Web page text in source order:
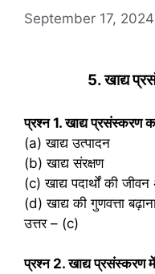
September 17, 2024
5. खाद्य
प्रश्‍न 1. खाद्य प्रसंस्करण
(a) खाद्य उत्पादन
(b) खाद्य संरक्षण
(c) खाद्य पदार्थों की जीवन
(d) खाद्य की गुणवत्ता
उत्तर – (c)
प्रश्‍न 2. खाद्य प्रसंस्करण